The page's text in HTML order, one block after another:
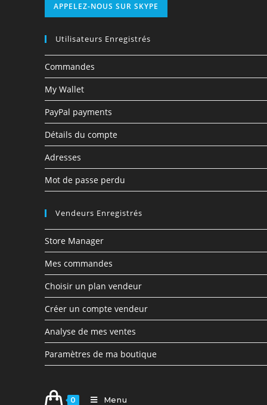
APPELEZ-NOUS SUR SKYPE
Utilisateurs Enregistrés
Commandes
My Wallet
PayPal payments
Détails du compte
Adresses
Mot de passe perdu
Vendeurs Enregistrés
Store Manager
Mes commandes
Choisir un plan vendeur
Créer un compte vendeur
Analyse de mes ventes
Paramètres de ma boutique
0 Menu